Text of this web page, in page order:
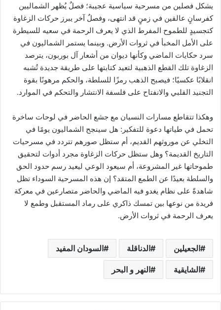
يشكل فصلين من مسرحية سياسية عجيبة؛ فصلٌ يُظهر الشماليين
كفرسانٍ عالقين في زمنٍ قد انتهى، وفصلٌ آخر يبرز حركات الزغاوة
كتجسيدٍ للطموح المفرط الذي لا يعرف الرحمة في سعيه للسيطرة
على الأمل المخبأ في ثروات الأرض. وبينما يستمر الشماليون في
سرد حكايات الماضي وكأنها ديوان من أشعار آل بوربون، يترصد
الزغاوة تلك القطع الذهبية لتعيد كتابتها على طريقة جديدة تُشبه
انقلابًا عكسيًا؛ فيصبح الذهب رمزًا للسلطة، والحكم مرهونًا بقوة
التجنيد القلبي والانفتاح على فلسفة الانتشار والتحكم في الموارد.
وهكذا تتقاطع مسارات النسيان مع جشع الحاضر في لوحات ساخرة
تحمل في طياتها دعوة للتفكير: هل سينجح الشماليون يومًا في
التخلي عن موروثهم القديم، أم ستظل صورهم تتردد في مسرحيات
التاريخ القديمة؟ وهل ستظل حركات الزغاوة مجرد أدوات لتحقيق
طموحاتها غير المشروعة، أم سيعود الوعي ليعيد رسم حدود الحق
والسلطة بعيدًا عن الطمع المتقد؟ إن هذه المسرحية السوداء تظل
شاهدةً على نظام يغدو فيه الماضي والحاضر متصارعين في معركة
فريدة من نوعها بين تمسك ذاكري على رماد المستقبل وطمع لا
يعرف الرحمة في ثروات الأرض.
الجعيلين الدناقلة السودان المفيد
الشايقية النهر و البحر